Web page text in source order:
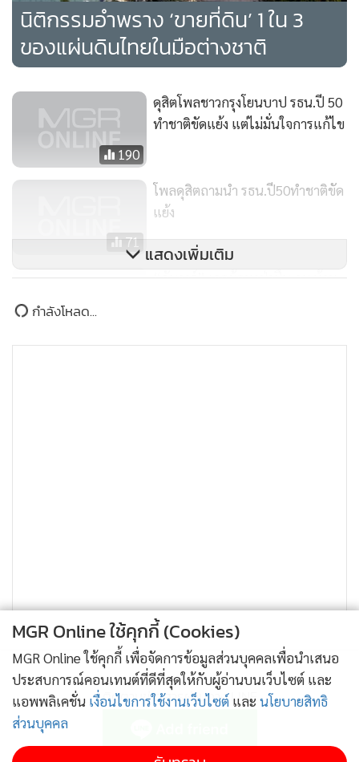
นิติกรรมอำพราง ‘ขายที่ดิน’ 1 ใน 3
ของแผ่นดินไทยในมือต่างชาติ
190
ดุสิตโพลชาวกรุงโยนบาป รธน.ปี 50
ทำชาติขัดแย้ง แต่ไม่มั่นใจการแก้ไข
71
โพลดุสิตถามนำ รธน.ปี50ทำชาติขัด
แย้ง
“อันวาร์” เจอข้อหาฝ่าฝืน กม.ห้าม
แสดงเพิ่มเติม
ติดตามข่าวสารผ่านทาง LINE
MGR Online Application
MGR Online ใช้คุกกี้ (Cookies)
MGR Online ใช้คุกกี้ เพื่อจัดการข้อมูลส่วนบุคคลเพื่อนำเสนอ
ประสบการณ์คอนเทนต์ที่ดีที่สุดให้กับผู้อ่านบนเว็บไซต์ และ
แอพพลิเคชั่น เงื่อนไขการใช้งานเว็บไซต์ และ นโยบายสิทธิ
ส่วนบุคคล